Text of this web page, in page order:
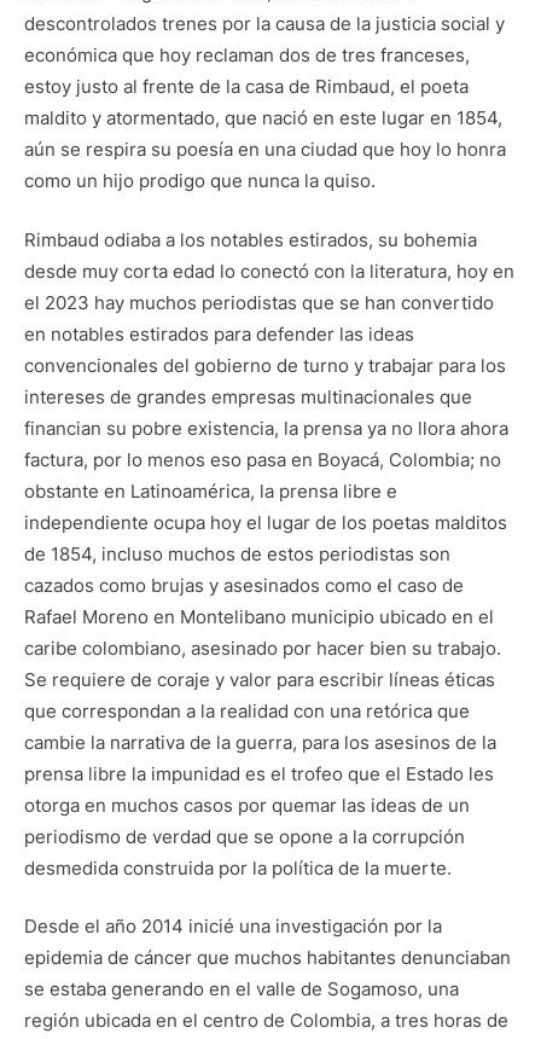
descontrolados trenes por la causa de la justicia social y
económica que hoy reclaman dos de tres franceses,
estoy justo al frente de la casa de Rimbaud, el poeta
maldito y atormentado, que nació en este lugar en 1854,
aún se respira su poesía en una ciudad que hoy lo honra
como un hijo prodigo que nunca la quiso.
Rimbaud odiaba a los notables estirados, su bohemia
desde muy corta edad lo conectó con la literatura, hoy en
el 2023 hay muchos periodistas que se han convertido
en notables estirados para defender las ideas
convencionales del gobierno de turno y trabajar para los
intereses de grandes empresas multinacionales que
financian su pobre existencia, la prensa ya no llora ahora
factura, por lo menos eso pasa en Boyacá, Colombia; no
obstante en Latinoamérica, la prensa libre e
independiente ocupa hoy el lugar de los poetas malditos
de 1854, incluso muchos de estos periodistas son
cazados como brujas y asesinados como el caso de
Rafael Moreno en Montelibano municipio ubicado en el
caribe colombiano, asesinado por hacer bien su trabajo.
Se requiere de coraje y valor para escribir líneas éticas
que correspondan a la realidad con una retórica que
cambie la narrativa de la guerra, para los asesinos de la
prensa libre la impunidad es el trofeo que el Estado les
otorga en muchos casos por quemar las ideas de un
periodismo de verdad que se opone a la corrupción
desmedida construida por la política de la muerte.
Desde el año 2014 inicié una investigación por la
epidemia de cáncer que muchos habitantes denunciaban
se estaba generando en el valle de Sogamoso, una
región ubicada en el centro de Colombia, a tres horas de